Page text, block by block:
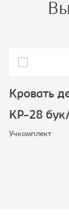
Кровать
КР-28
Учкомплект